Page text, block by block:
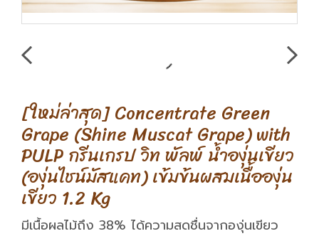
[ใหม่ล่าสุด] Concentrate Green
Grape (Shine Muscat Grape) with
PULP กรีนเกรป วิท พัลพ์ น้ำองุ่นเขียว
(องุ่นไชน์มัสแคท) เข้มข้นผสมเนื้อองุ่น
เขียว 1.2 Kg
มีเนื้อผลไม้ถึง 38% ได้ความสดชื่นจากองุ่นเขียว